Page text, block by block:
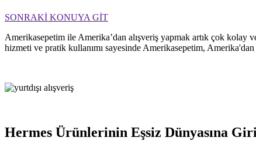
SONRAKİ KONUYA GİT
Amerikasepetim ile Amerika’dan alışveriş yapmak artık çok kolay
hizmeti ve pratik kullanımı sayesinde Amerikasepetim,
Hermes Ürünlerinin Eşsiz Dünyasına